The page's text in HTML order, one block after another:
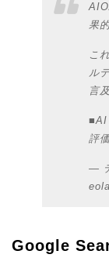
果
こ
ル
言及
■AI
評
—
Google